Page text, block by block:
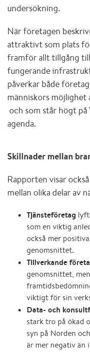
undersökning.
När företagen
attraktivt som plats
framför allt tillgång
fungerande
påverkar både
människors möjlighet
och som står högt på
agenda.
Skillnader mellan
Rapporten visar
mellan olika delar av
Tjänsteföretag
som en viktig
också mer
genomsnittet.
Tillverkande
genomsnittet,
viktigt för sin
Data- och
stark tro på ökad
syn på Norden
är mer negativ än